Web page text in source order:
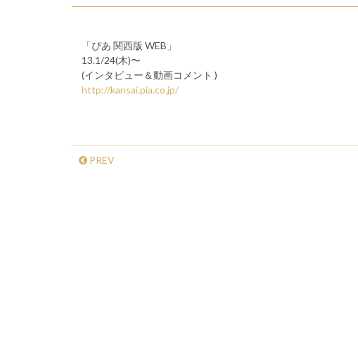
「ぴあ 関西版 WEB」
13.1/24(木)〜
(インタビュー＆動画コメント )
http://kansai.pia.co.jp/
PREV